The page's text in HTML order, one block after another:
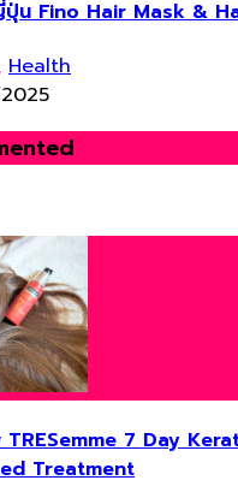
น Fino Hair Mask &
Health
TRESemme 7 Day
Treatment